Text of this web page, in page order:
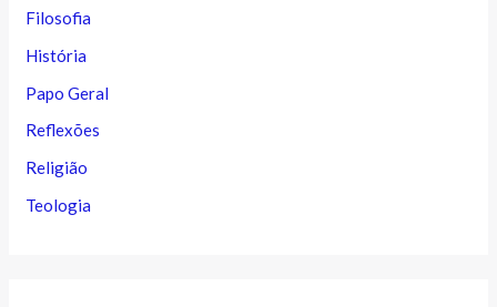
Filosofia
História
Papo Geral
Reflexões
Religião
Teologia